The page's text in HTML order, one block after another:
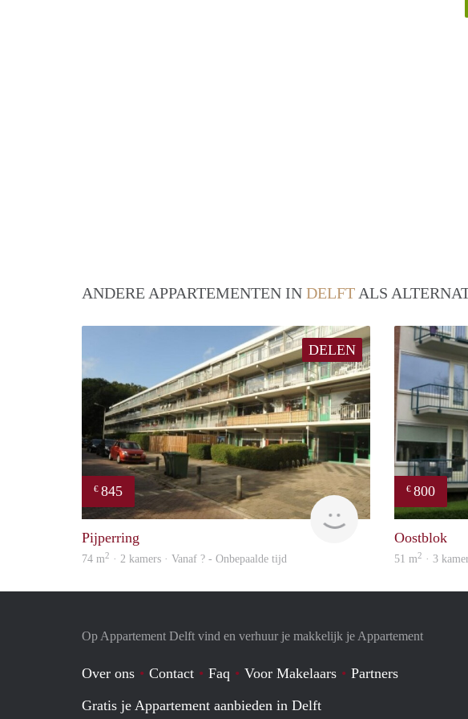
ANDERE APPARTEMENTEN IN DELFT ALS
DELEN
€ 845
finder
Pijperring
74 m2 · 2 kamers · Vanaf ? - Onbepaalde tijd
€ 800
Oostblok
51 m2 · 3
Op Appartement Delft vind en verhuur je makkelijk je Appartement
Over ons Contact Faq Voor Makelaars
Partners
Gratis je Appartement aanbieden in Delft